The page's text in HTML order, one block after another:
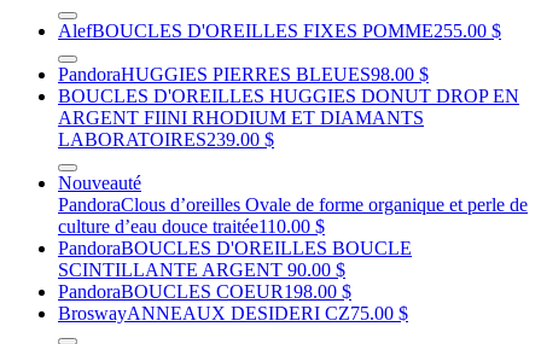
AlefBOUCLES D'OREILLES FIXES POMME255.00 $
PandoraHUGGIES PIERRES BLEUES98.00 $
BOUCLES D'OREILLES HUGGIES DONUT DROP EN
ARGENT FIINI RHODIUM ET DIAMANTS
LABORATOIRES239.00 $
Nouveauté
PandoraClous d’oreilles Ovale de forme organique et perle de
culture d’eau douce traitée110.00 $
PandoraBOUCLES D'OREILLES BOUCLE
SCINTILLANTE ARGENT 90.00 $
PandoraBOUCLES COEUR198.00 $
BroswayANNEAUX DESIDERI CZ75.00 $